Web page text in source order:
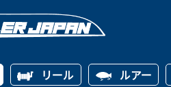
リール ルアー